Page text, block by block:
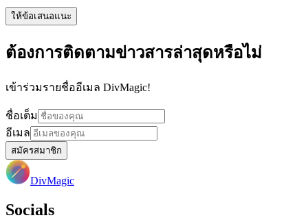
ให้ข้อเสนอแนะ
ต้องการติดตามข่าวสารล่าสุดหรือไม่
เข้าร่วมรายชื่ออีเมล DivMagic!
ชื่อเต็ม
อีเมล
สมัครสมาชิก
DivMagic
Socials